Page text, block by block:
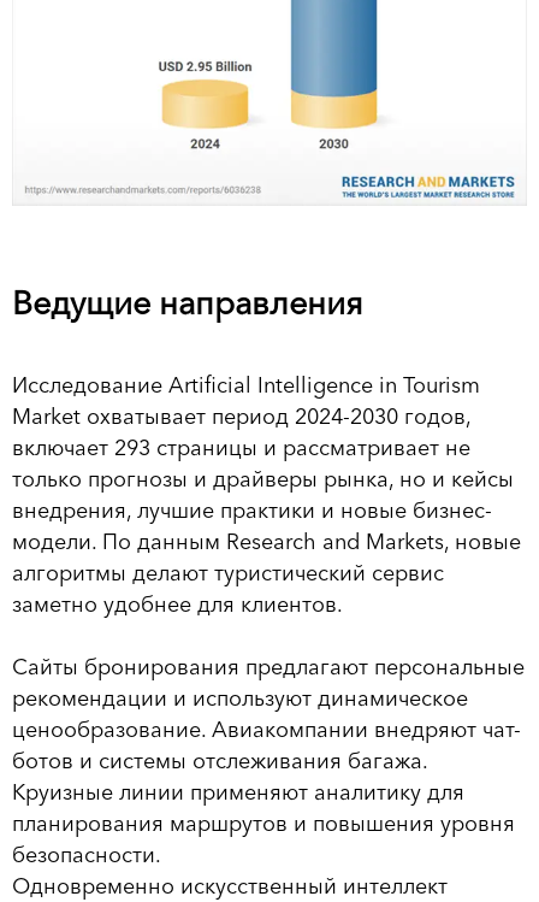
Ведущие направления
Исследование Artificial Intelligence in Tourism
Market охватывает период 2024-2030 годов,
включает 293 страницы и рассматривает не
только прогнозы и драйверы рынка, но и кейсы
внедрения, лучшие практики и новые бизнес-
модели. По данным Research and Markets, новые
алгоритмы делают туристический сервис
заметно удобнее для клиентов.
Сайты бронирования предлагают персональные
рекомендации и используют динамическое
ценообразование. Авиакомпании внедряют чат-
ботов и системы отслеживания багажа.
Круизные линии применяют аналитику для
планирования маршрутов и повышения уровня
безопасности.
Одновременно искусственный интеллект